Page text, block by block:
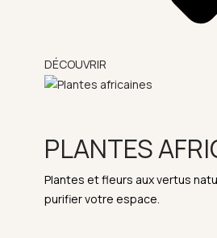
DÉCOUVRIR
PLANTES
Plantes et fleurs aux vertus
purifier votre espace.